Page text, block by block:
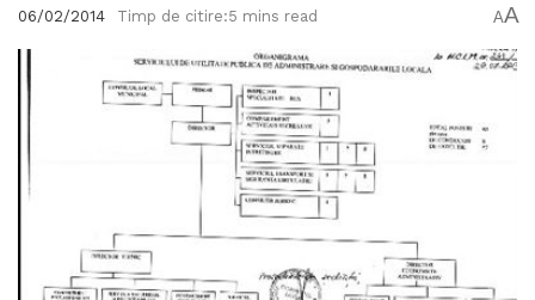
06/02/2014 Timp de citire:5 mins read AA